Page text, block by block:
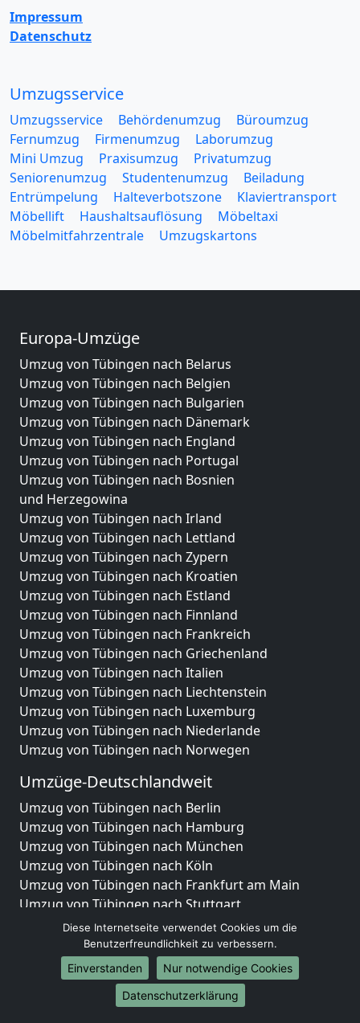
Impressum
Datenschutz
Umzugsservice
Umzugsservice Behördenumzug
Büroumzug
Fernumzug
Firmenumzug
Laborumzug
Mini Umzug
Praxisumzug
Privatumzug
Seniorenumzug
Studentenumzug
Beiladung
Entrümpelung
Halteverbotszone
Klaviertransport
Möbellift
Haushaltsauflösung
Möbeltaxi
Möbelmitfahrzentrale
Umzugskartons
Europa-Umzüge
Umzug von Tübingen nach Belarus
Umzug von Tübingen nach Belgien
Umzug von Tübingen nach Bulgarien
Umzug von Tübingen nach Dänemark
Umzug von Tübingen nach England
Umzug von Tübingen nach Portugal
Umzug von Tübingen nach Bosnien
und Herzegowina
Umzug von Tübingen nach Irland
Umzug von Tübingen nach Lettland
Umzug von Tübingen nach Zypern
Umzug von Tübingen nach Kroatien
Umzug von Tübingen nach Estland
Umzug von Tübingen nach Finnland
Umzug von Tübingen nach Frankreich
Umzug von Tübingen nach Griechenland
Umzug von Tübingen nach Italien
Umzug von Tübingen nach Liechtenstein
Umzug von Tübingen nach Luxemburg
Umzug von Tübingen nach Niederlande
Umzug von Tübingen nach Norwegen
Umzüge-Deutschlandweit
Umzug von Tübingen nach Berlin
Umzug von Tübingen nach Hamburg
Umzug von Tübingen nach München
Umzug von Tübingen nach Köln
Umzug von Tübingen nach Frankfurt am Main
Umzug von Tübingen nach Stuttgart
Umzug von Tübingen nach Düsseldorf
Umzug von Tübingen nach Leipzig
Umzug von Tübingen nach Dortmund
Umzug von Tübingen nach Essen
Umzug von Tübingen nach Bremen
Diese Internetseite verwendet Cookies um die
Benutzerfreundlichkeit zu verbessern.
Einverstanden
Nur notwendige Cookies
Datenschutzerklärung